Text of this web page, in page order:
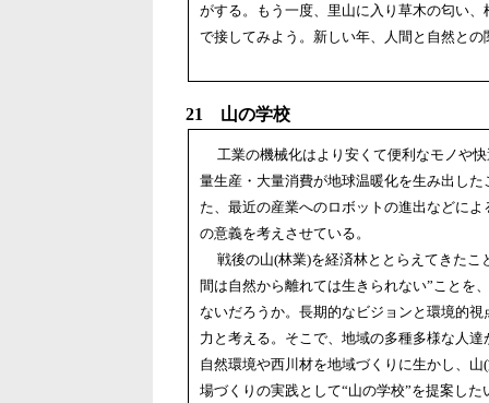
がする。もう一度、里山に入り草木の匂い
で接してみよう。新しい年、人間と自然と
21 山の学校
工業の機械化はより安くて便利なモノや
量生産・大量消費が地球温暖化を生み出し
た、最近の産業へのロボットの進出などに
の意義を考えさせている。
戦後の山(林業)を経済林ととらえてきたこ
間は自然から離れては生きられない”ことを
ないだろうか。長期的なビジョンと環境的
力と考える。そこで、地域の多種多様な人
自然環境や西川材を地域づくりに生かし、
場づくりの実践として“山の学校”を提案した